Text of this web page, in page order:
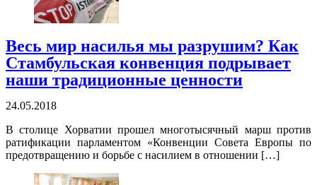
Весь мир насилья мы разрушим? Как
Стамбульская конвенция подрывает
наши традиционные ценности
24.05.2018
В столице Хорватии прошел многотысячный марш против
ратификации парламентом «Конвенции Совета Европы по
предотвращению и борьбе с насилием в отношении […]